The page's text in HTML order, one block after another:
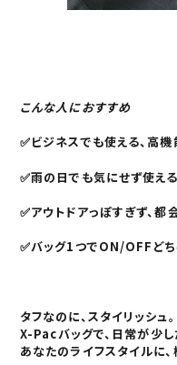
こんな人におすすめ
✅ビジネスでも使える、高
✅雨の日でも気にせず使え
✅アウトドアっぽすぎず、
✅バッグ1つでON/OFFど
タフなのに、スタイリッシュ。
X-Pacバッグで、日常が少し
あなたのライフスタイルに